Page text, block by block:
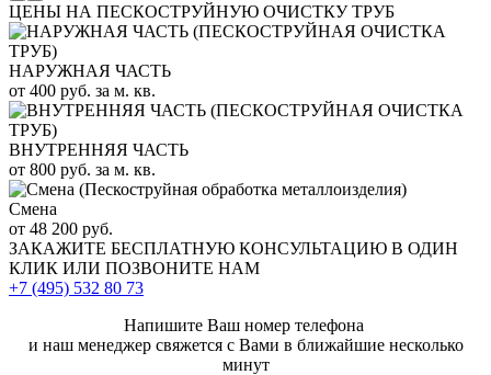
ЦЕНЫ НА ПЕСКОСТРУЙНУЮ ОЧИСТКУ ТРУБ
НАРУЖНАЯ ЧАСТЬ
от 400 руб. за м. кв.
ВНУТРЕННЯЯ ЧАСТЬ
от 800 руб. за м. кв.
Смена
от 48 200 руб.
ЗАКАЖИТЕ БЕСПЛАТНУЮ КОНСУЛЬТАЦИЮ В ОДИН
КЛИК ИЛИ ПОЗВОНИТЕ НАМ
+7 (495) 532 80 73
Напишите Ваш номер телефона
и наш менеджер свяжется с Вами в ближайшие несколько
минут